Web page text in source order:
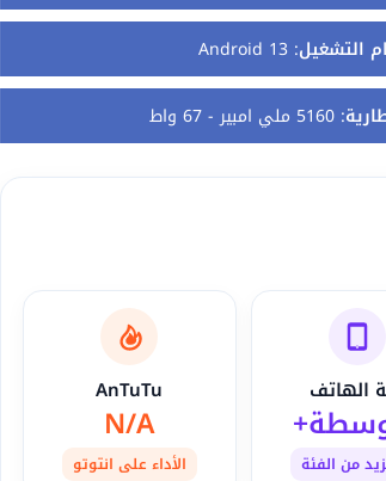
التشغيل:
Android 13
:5160 ملي امبير - 67 واط
الهاتف
من الفئة
AnTuTu
N/A
الأداء على انتوتو